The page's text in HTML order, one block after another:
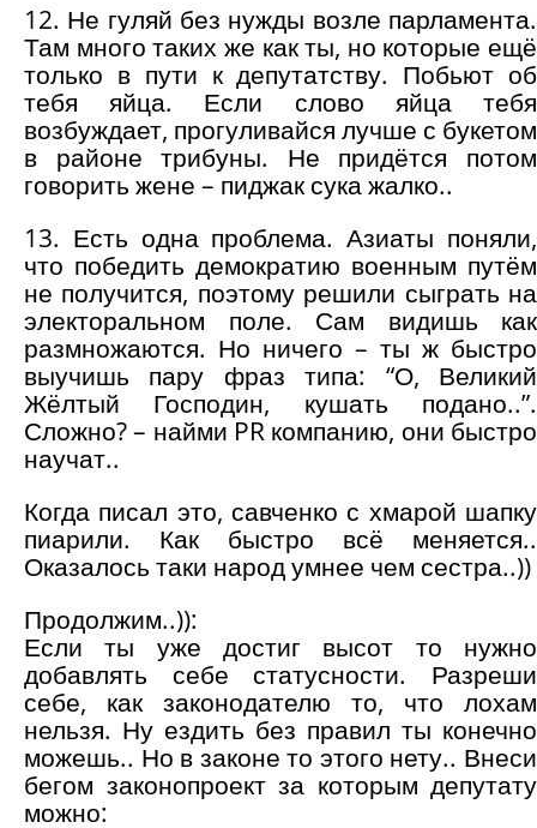
12. Не гуляй без нужды возле парламента.
Там много таких же как ты, но которые ещё
только в пути к депутатству. Побьют об
тебя яйца. Если слово яйца тебя
возбуждает, прогуливайся лучше с букетом
в районе трибуны. Не придётся потом
говорить жене – пиджак сука жалко..
13. Есть одна проблема. Азиаты поняли,
что победить демократию военным путём
не получится, поэтому решили сыграть на
электоральном поле. Сам видишь как
размножаются. Но ничего – ты ж быстро
выучишь пару фраз типа: “О, Великий
Жёлтый Господин, кушать подано..”.
Сложно? – найми PR компанию, они быстро
научат..
Когда писал это, савченко с хмарой шапку
пиарили. Как быстро всё меняется..
Оказалось таки народ умнее чем сестра..))
Продолжим..)):
Если ты уже достиг высот то нужно
добавлять себе статусности. Разреши
себе, как законодателю то, что лохам
нельзя. Ну ездить без правил ты конечно
можешь.. Но в законе то этого нету.. Внеси
бегом законопроект за которым депутату
можно: